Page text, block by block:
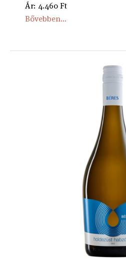
Ár: 4.460 Ft
Bővebben...